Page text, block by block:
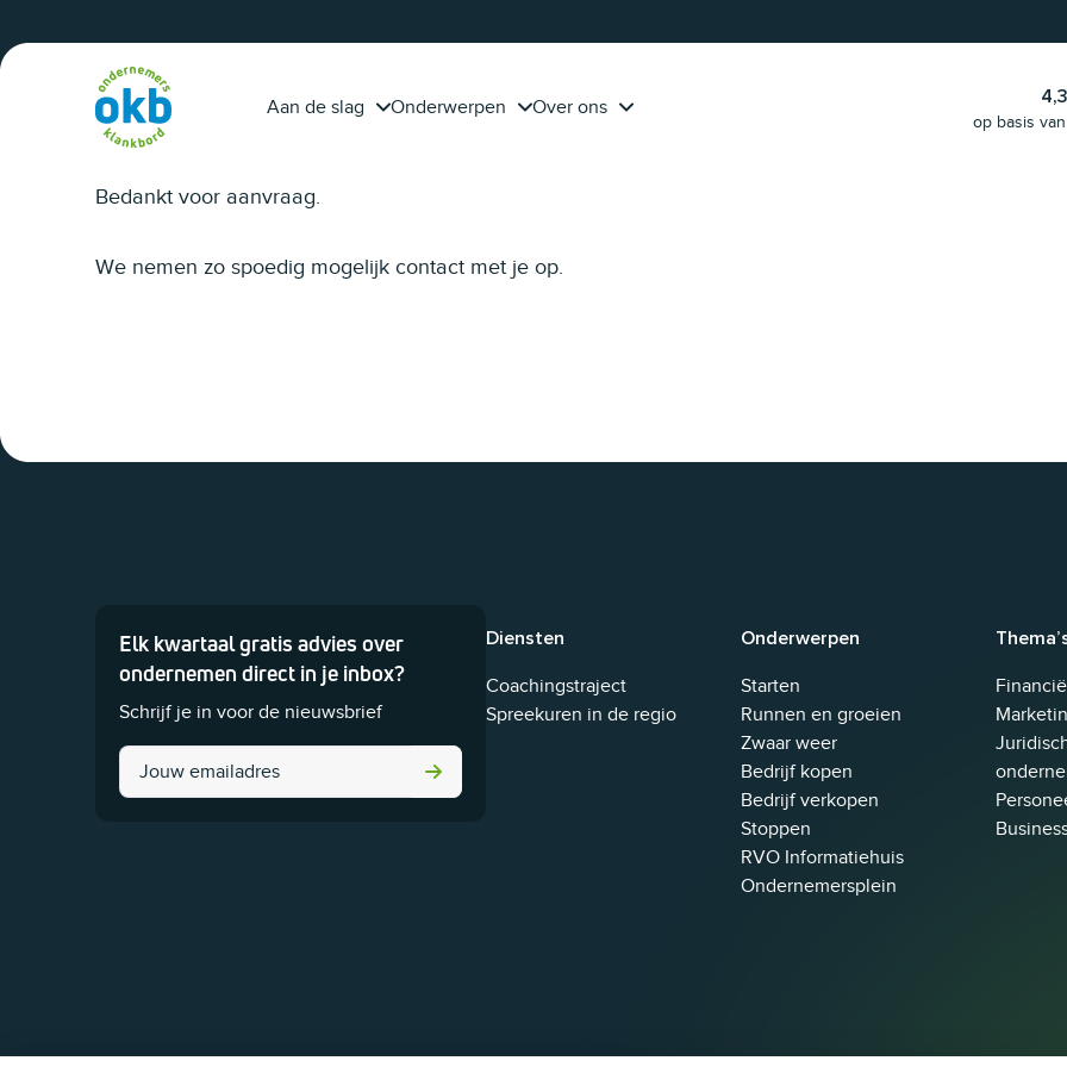
Aan de slag Onderwerpen
adviseur Piet Fleuren
klantreis-template erbij
Over ons
4,3
op basis
Bedankt voor aanvraag.
We nemen zo spoedig mogelijk contact met je op.
Elk kwartaal gratis advies over
ondernemen direct in je inbox?
Schrijf je in voor de nieuwsbrief
LinkedIn
Dit veld is bedoeld voor validatiedoeleinden en moet niet worden gewijzigd.
Diensten
Coachingstraject
Spreekuren in de regio
Onderwerpen
Starten
Runnen en groeien
Zwaar weer
Bedrijf kopen
Bedrijf verkopen
Stoppen
RVO Informatiehuis
Ondernemersplein